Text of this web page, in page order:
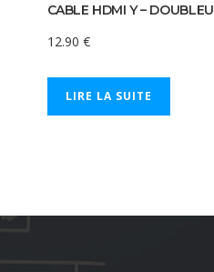
CABLE HDMI Y –
12.90 €
LIRE LA SUITE